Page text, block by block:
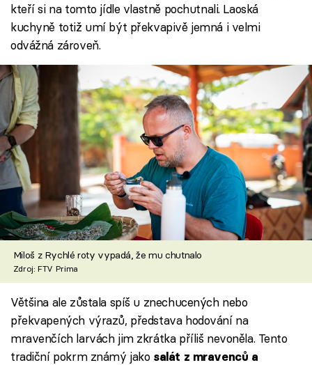
kteří si na tomto jídle vlastně pochutnali. Laoská
kuchyně totiž umí být překvapivě jemná i velmi
odvážná zároveň.
Miloš z Rychlé roty vypadá, že mu chutnalo
Zdroj: FTV Prima
Většina ale zůstala spíš u znechucených nebo
překvapených výrazů, představa hodování na
mravenčích larvách jim zkrátka příliš nevoněla. Tento
tradiční pokrm známý jako salát z mravenců a